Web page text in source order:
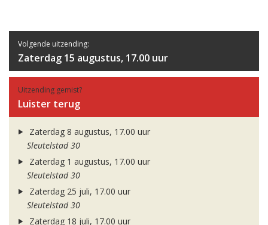
Volgende uitzending:
Zaterdag 15 augustus, 17.00 uur
Uitzending gemist?
Luister terug
Zaterdag 8 augustus, 17.00 uur
Sleutelstad 30
Zaterdag 1 augustus, 17.00 uur
Sleutelstad 30
Zaterdag 25 juli, 17.00 uur
Sleutelstad 30
Zaterdag 18 juli, 17.00 uur